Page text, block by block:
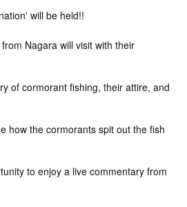
will be held!!
Nagara will visit with their
of cormorant fishing, their attire, and
how the cormorants spit out the fish
to enjoy a live commentary from